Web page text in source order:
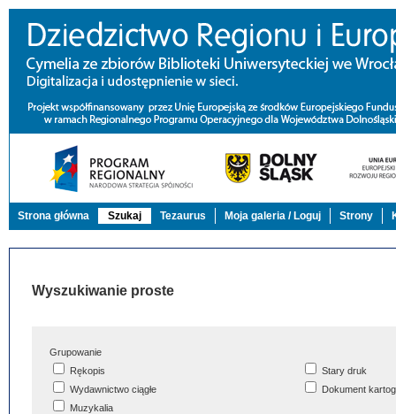
Strona główna Szukaj Tezaurus Moja galeria / Loguj Strony
Wyszukiwanie proste
Grupowanie
Rękopis
Stary druk
Wydawnictwo ciągłe
Dokument
Muzykalia